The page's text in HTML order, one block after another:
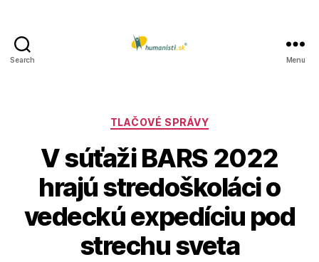
Search Menu
Kategórie
TLAČOVÉ SPRÁVY
V súťaži BARS 2022
hrajú stredoškoláci o
vedeckú expedíciu pod
strechu sveta